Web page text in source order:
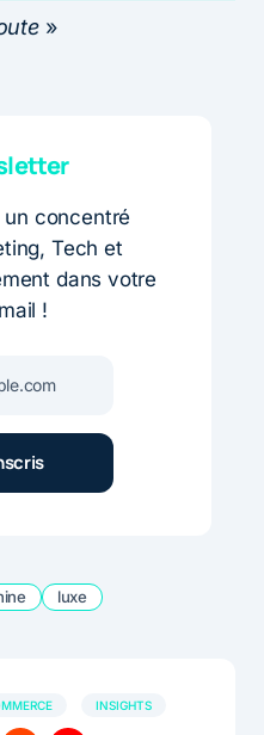
»
un concentré
Tech et
dans votre
!
luxe
INSIGHTS